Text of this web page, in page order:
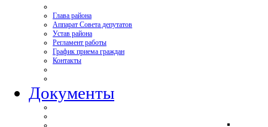
Глава района
Аппарат Совета депутатов
Устав района
Регламент работы
График приема граждан
Контакты
Документы